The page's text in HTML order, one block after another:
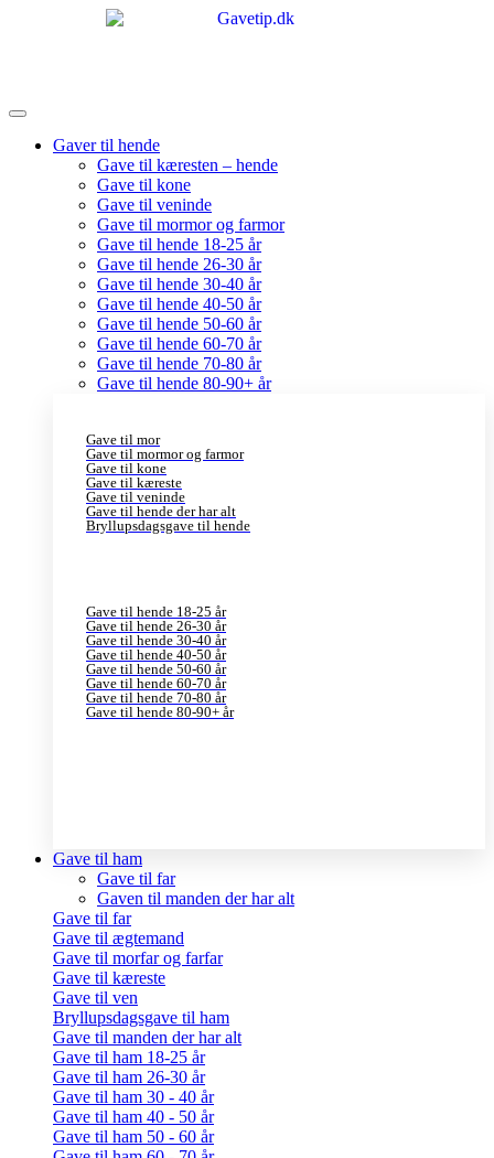
Gaver til hende
Gave til kæresten – hende
Gave til kone
Gave til veninde
Gave til mormor og farmor
Gave til hende 18-25 år
Gave til hende 26-30 år
Gave til hende 30-40 år
Gave til hende 40-50 år
Gave til hende 50-60 år
Gave til hende 60-70 år
Gave til hende 70-80 år
Gave til hende 80-90+ år
Gave til mor
Gave til mormor og farmor
Gave til kone
Gave til kæreste
Gave til veninde
Gave til hende der har alt
Bryllupsdagsgave til hende
Gave til hende 18-25 år
Gave til hende 26-30 år
Gave til hende 30-40 år
Gave til hende 40-50 år
Gave til hende 50-60 år
Gave til hende 60-70 år
Gave til hende 70-80 år
Gave til hende 80-90+ år
Gave til ham
Gave til far
Gaven til manden der har alt
Gave til far
Gave til ægtemand
Gave til morfar og farfar
Gave til kæreste
Gave til ven
Bryllupsdagsgave til ham
Gave til manden der har alt
Gave til ham 18-25 år
Gave til ham 26-30 år
Gave til ham 30 - 40 år
Gave til ham 40 - 50 år
Gave til ham 50 - 60 år